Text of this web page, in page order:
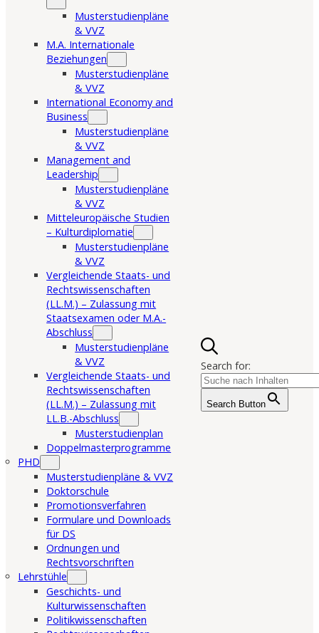
Musterstudienpläne
& VVZ
M.A. Internationale
Beziehungen
Musterstudienpläne
& VVZ
International Economy and
Business
Musterstudienpläne
& VVZ
Management and
Leadership
Musterstudienpläne
& VVZ
Mitteleuropäische Studien
– Kulturdiplomatie
Musterstudienpläne
& VVZ
Vergleichende Staats- und
Rechtswissenschaften
(LL.M.) – Zulassung mit
Staatsexamen oder M.A.-
Abschluss
Musterstudienpläne
& VVZ
Vergleichende Staats- und
Rechtswissenschaften
(LL.M.) – Zulassung mit
LL.B.-Abschluss
Musterstudienplan
Doppelmasterprogramme
PHD
Musterstudienpläne & VVZ
Doktorschule
Promotionsverfahren
Formulare und Downloads
für DS
Ordnungen und
Rechtsvorschriften
Lehrstühle
Geschichts- und
Kulturwissenschaften
Politikwissenschaften
Search for:
Search Button